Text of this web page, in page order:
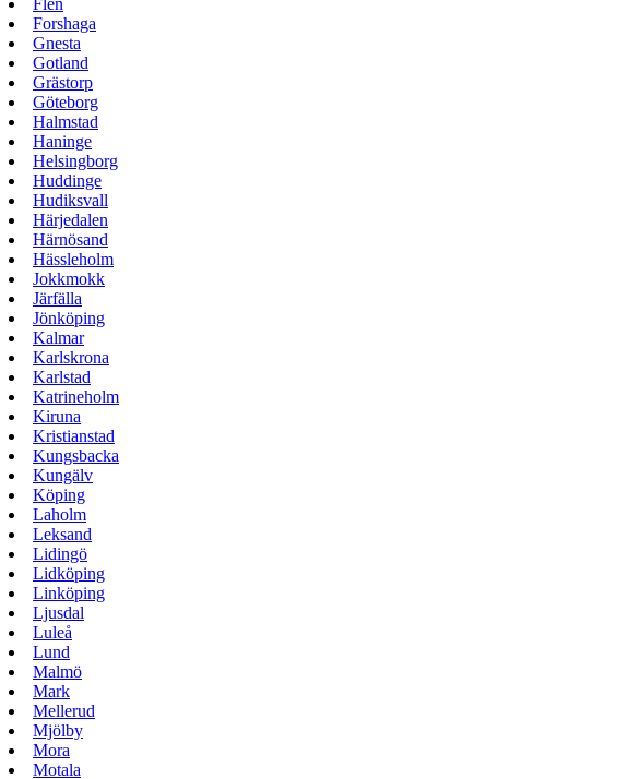
Flen
Forshaga
Gnesta
Gotland
Grästorp
Göteborg
Halmstad
Haninge
Helsingborg
Huddinge
Hudiksvall
Härjedalen
Härnösand
Hässleholm
Jokkmokk
Järfälla
Jönköping
Kalmar
Karlskrona
Karlstad
Katrineholm
Kiruna
Kristianstad
Kungsbacka
Kungälv
Köping
Laholm
Leksand
Lidingö
Lidköping
Linköping
Ljusdal
Luleå
Lund
Malmö
Mark
Mellerud
Mjölby
Mora
Motala